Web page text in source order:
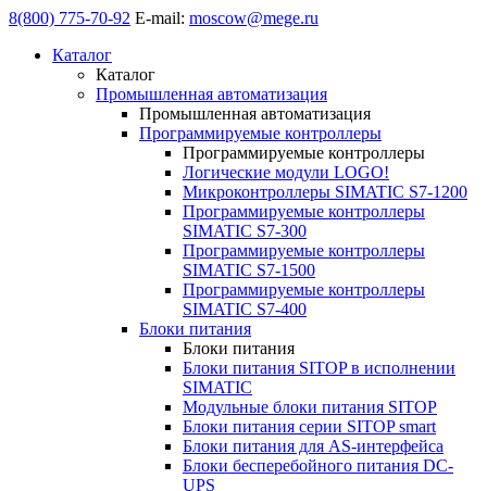
8(800) 775-70-92 E-mail: moscow@mege.ru
Каталог
Каталог
Промышленная автоматизация
Промышленная автоматизация
Программируемые контроллеры
Программируемые контроллеры
Логические модули LOGO!
Микроконтроллеры SIMATIC S7-1200
Программируемые контроллеры
SIMATIC S7-300
Программируемые контроллеры
SIMATIC S7-1500
Программируемые контроллеры
SIMATIC S7-400
Блоки питания
Блоки питания
Блоки питания SITOP в исполнении
SIMATIC
Модульные блоки питания SITOP
Блоки питания серии SITOP smart
Блоки питания для AS-интерфейса
Блоки бесперебойного питания DC-
UPS